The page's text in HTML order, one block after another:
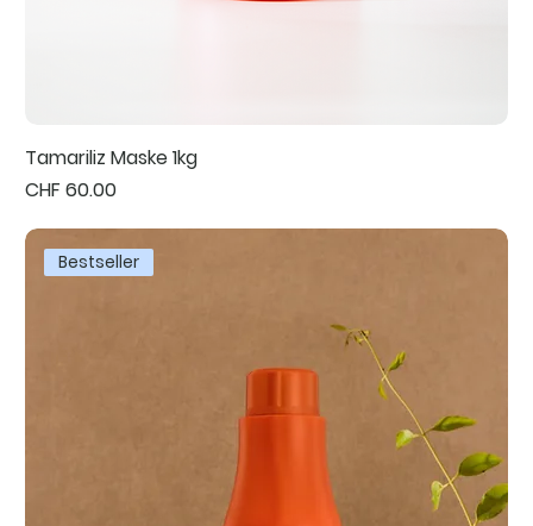
Tamariliz Maske 1kg
Preis
CHF 60.00
Bestseller